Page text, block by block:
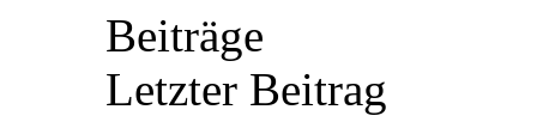
Beiträge
Letzter Beitrag